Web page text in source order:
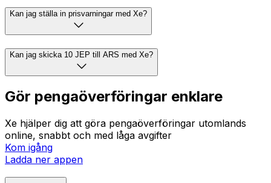
Kan jag ställa in prisvarningar med Xe?
Kan jag skicka 10 JEP till ARS med Xe?
Gör pengaöverföringar enklare
Xe hjälper dig att göra pengaöverföringar utomlands
online, snabbt och med låga avgifter
Kom igång
Ladda ner appen